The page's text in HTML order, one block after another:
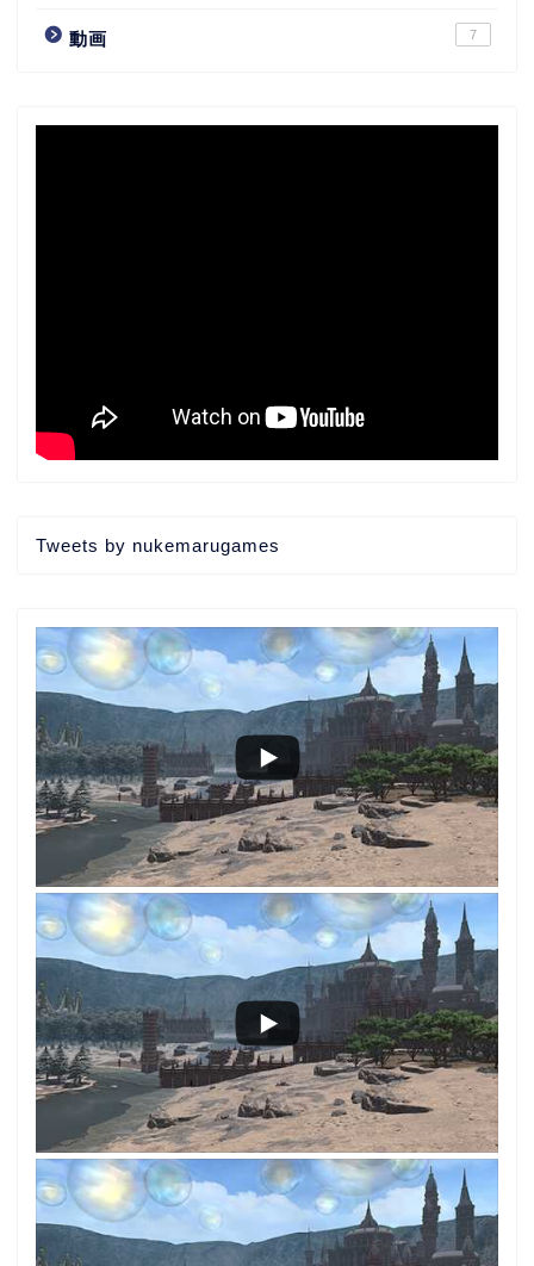
動画 7
Tweets by nukemarugames